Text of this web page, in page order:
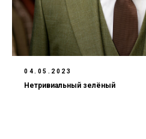
04.05.2023
Нетривиальный зелёный